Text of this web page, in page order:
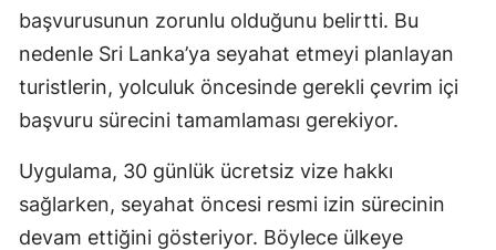
başvurusunun zorunlu olduğunu belirtti. Bu
nedenle Sri Lanka’ya seyahat etmeyi planlayan
turistlerin, yolculuk öncesinde gerekli çevrim içi
başvuru sürecini tamamlaması gerekiyor.
Uygulama, 30 günlük ücretsiz vize hakkı
sağlarken, seyahat öncesi resmi izin sürecinin
devam ettiğini gösteriyor. Böylece ülkeye